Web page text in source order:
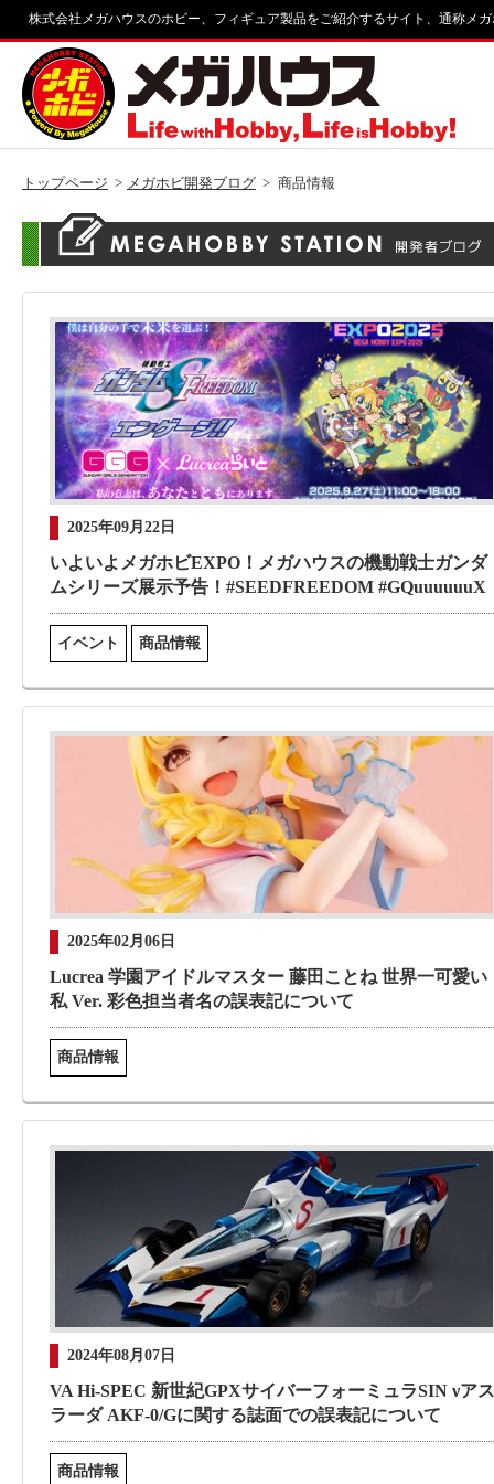
株式会社メガハウスのホビー、フィギュア製品をご紹介するサイト、通称メ
トップページ メガホビ開発ブログ 商品情報
2025年09月22日
いよいよメガホビEXPO！メガハウスの機動戦士ガンダ
ムシリーズ展示予告！#SEEDFREEDOM #GQuuuuuuX
イベント 商品情報
2025年02月06日
Lucrea 学園アイドルマスター 藤田ことね 世界一可愛い
私 Ver. 彩色担当者名の誤表記について
商品情報
2024年08月07日
VA Hi-SPEC 新世紀GPXサイバーフォーミュラSIN νアス
ラーダ AKF-0/Gに関する誌面での誤表記について
商品情報